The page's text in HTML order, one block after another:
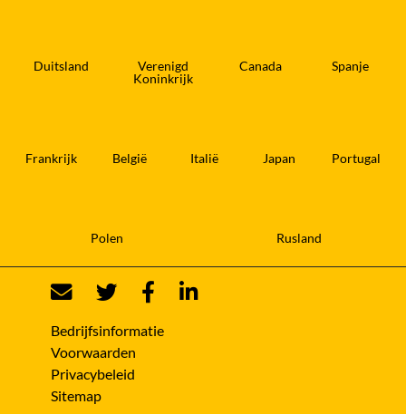
Duitsland
Verenigd
Koninkrijk
Canada Spanje
Frankrijk België Italië Japan Portugal
Polen Rusland
Bedrijfsinformatie
Voorwaarden
Privacybeleid
Sitemap